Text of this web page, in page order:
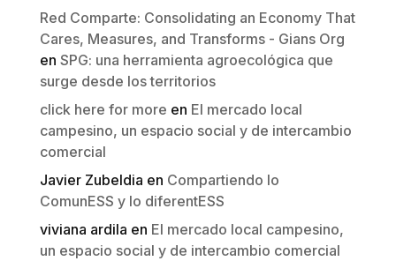
Red Comparte: Consolidating an Economy That
Cares, Measures, and Transforms - Gians Org
en SPG: una herramienta agroecológica que
surge desde los territorios
click here for more en El mercado local
campesino, un espacio social y de intercambio
comercial
Javier Zubeldia en Compartiendo lo
ComunESS y lo diferentESS
viviana ardila en El mercado local campesino,
un espacio social y de intercambio comercial